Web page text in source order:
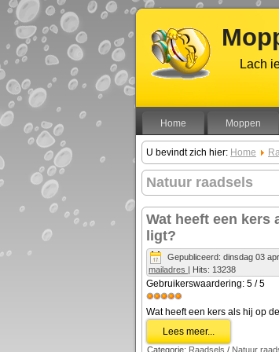
Lach
Home Moppen
U bevindt zich hier: Home
Natuur raadsels
Wat heeft een kers
ligt?
Gepubliceerd: dinsdag 03
mailadres | Hits: 13238
Gebruikerswaardering: 5 /5
Wat heeft een kers als hij op
Lees meer...
Categorie: Raadsels / Natuur